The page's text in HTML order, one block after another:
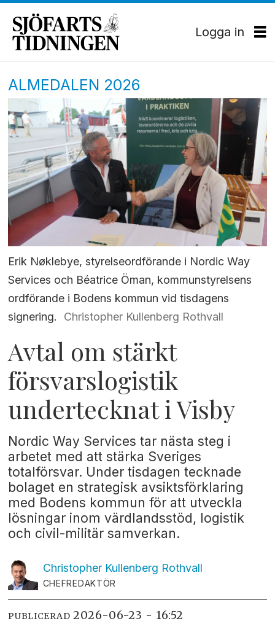
Logga in
ALMEDALEN 2026
Erik Nøklebye, styrelseordförande i Nordic Way
Services och Béatrice Öman, kommunstyrelsens
ordförande i Bodens kommun vid tisdagens
signering.
Christopher Kullenberg Rothvall
Avtal om stärkt
försvarslogistik
undertecknat i Visby
Nordic Way Services tar nästa steg i
arbetet med att stärka Sveriges
totalförsvar. Under tisdagen tecknade
bolaget en strategisk avsiktsförklaring
med Bodens kommun för att utveckla
lösningar inom värdlandsstöd, logistik
och civil-militär samverkan.
Christopher Kullenberg Rothvall
CHEFREDAKTÖR
PUBLICERAD 2026-06-23 - 16:52